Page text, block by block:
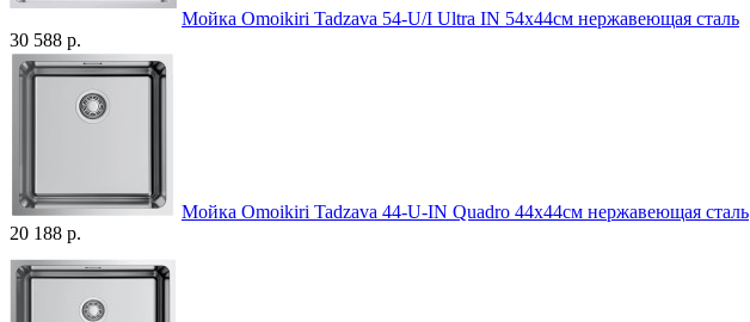
Мойка Omoikiri Tadzava 54-U/I Ultra IN 54х44см нержавеющая сталь
30 588 р.
Мойка Omoikiri Tadzava 44-U-IN Quadro 44х44см нержавеющая сталь
20 188 р.